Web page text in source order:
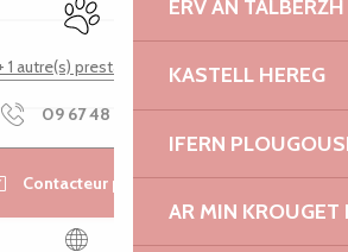
ERV AN TALBERZH
KASTELL HEREG
IFERN
AR MIN KROUGET
Animaux acceptés
1 autre(s) prestation(s)
09 67 48 88▒▒
Contacteur par email